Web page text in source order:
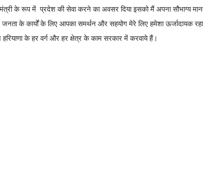
के रूप में प्रदेश की सेवा करने का अवसर दिया इसको मैं अपना सौभाग्य
के कार्यों के लिए आपका समर्थन और सहयोग मेरे लिए हमेशा ऊर्जादायक
के हर वर्ग और हर क्षेत्र के काम सरकार में करवाये हैं।